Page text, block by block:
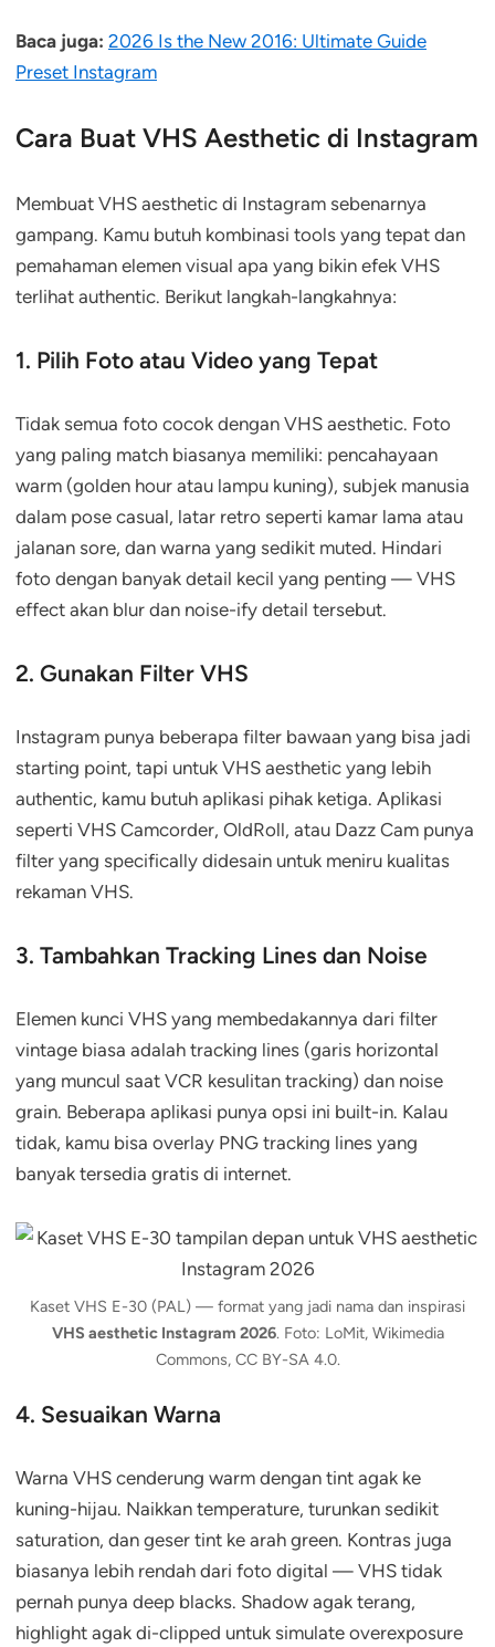
Baca juga: 2026 Is the New 2016: Ultimate Guide
Preset Instagram
Cara Buat VHS Aesthetic di Instagram
Membuat VHS aesthetic di Instagram sebenarnya
gampang. Kamu butuh kombinasi tools yang tepat dan
pemahaman elemen visual apa yang bikin efek VHS
terlihat authentic. Berikut langkah-langkahnya:
1. Pilih Foto atau Video yang Tepat
Tidak semua foto cocok dengan VHS aesthetic. Foto
yang paling match biasanya memiliki: pencahayaan
warm (golden hour atau lampu kuning), subjek manusia
dalam pose casual, latar retro seperti kamar lama atau
jalanan sore, dan warna yang sedikit muted. Hindari
foto dengan banyak detail kecil yang penting — VHS
effect akan blur dan noise-ify detail tersebut.
2. Gunakan Filter VHS
Instagram punya beberapa filter bawaan yang bisa jadi
starting point, tapi untuk VHS aesthetic yang lebih
authentic, kamu butuh aplikasi pihak ketiga. Aplikasi
seperti VHS Camcorder, OldRoll, atau Dazz Cam punya
filter yang specifically didesain untuk meniru kualitas
rekaman VHS.
3. Tambahkan Tracking Lines dan Noise
Elemen kunci VHS yang membedakannya dari filter
vintage biasa adalah tracking lines (garis horizontal
yang muncul saat VCR kesulitan tracking) dan noise
grain. Beberapa aplikasi punya opsi ini built-in. Kalau
tidak, kamu bisa overlay PNG tracking lines yang
banyak tersedia gratis di internet.
Kaset VHS E-30 (PAL) — format yang jadi nama dan inspirasi
VHS aesthetic Instagram 2026. Foto: LoMit, Wikimedia
Commons, CC BY-SA 4.0.
4. Sesuaikan Warna
Warna VHS cenderung warm dengan tint agak ke
kuning-hijau. Naikkan temperature, turunkan sedikit
saturation, dan geser tint ke arah green. Kontras juga
biasanya lebih rendah dari foto digital — VHS tidak
pernah punya deep blacks. Shadow agak terang,
highlight agak di-clipped untuk simulate overexposure